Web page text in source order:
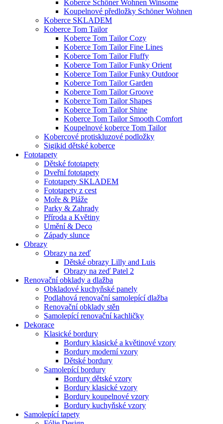
Koberce Schöner Wohnen Winsome
Koupelnové předložky Schöner Wohnen
Koberce SKLADEM
Koberce Tom Tailor
Koberce Tom Tailor Cozy
Koberce Tom Tailor Fine Lines
Koberce Tom Tailor Fluffy
Koberce Tom Tailor Funky Orient
Koberce Tom Tailor Funky Outdoor
Koberce Tom Tailor Garden
Koberce Tom Tailor Groove
Koberce Tom Tailor Shapes
Koberce Tom Tailor Shine
Koberce Tom Tailor Smooth Comfort
Koupelnové koberce Tom Tailor
Kobercové protiskluzové podložky
Sigikid dětské koberce
Fototapety
Dětské fototapety
Dveřní fototapety
Fototapety SKLADEM
Fototapety z cest
Moře & Pláže
Parky & Zahrady
Příroda a Květiny
Umění & Deco
Západy slunce
Obrazy
Obrazy na zeď
Dětské obrazy Lilly and Luis
Obrazy na zeď Patel 2
Renovační obklady a dlažba
Obkladové kuchyňské panely
Podlahová renovační samolepící dlažba
Renovační obklady stěn
Samolepící renovační kachličky
Dekorace
Klasické bordury
Bordury klasické a květinové vzory
Bordury moderní vzory
Dětské bordury
Samolepící bordury
Bordury dětské vzory
Bordury klasické vzory
Bordury koupelnové vzory
Bordury kuchyňské vzory
Samolepící tapety